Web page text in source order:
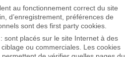
au fonctionnement correct du site
d’enregistrement, préférences de
sont des first party cookies.
: sont placés sur le site Internet à des
ou commerciales. Les cookies